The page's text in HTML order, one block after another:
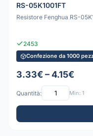
RS-05K1001FT
Resistore Fenghua RS-
2453
Confezione da 1000
3.33€ – 4.15€
Quantità: Min: 1